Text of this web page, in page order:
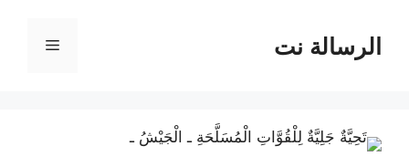
المحتوىالرسالة نت القائمة